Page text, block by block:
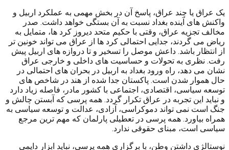
یک عراق یا چند عراق، پاسخ آن در بخش مهمی به عملکرد اربیل و
واکنش های آینده بغداد نسبت به آن بستگی خواهد داشت. صدر
مخالف تجزیه عراق، وقتی با حکیم متحد دیروز کرد ها، متمایل به
ریاض می گردند، جدایی احتمالی کرد ها از عراق می تواند خونین تر
از انتظار باشد. داعش موصل را تسخیر و تا دروازه های اربیل پیش
رفت. نظری به تحولات و حساسیت های داخلی و خارجی عراق
نشان می دهد، راه ورود بغداد به اربیل در بحران های احتمالی در
حال هموار شدن است. پاکستان جدا شده از هند در شاخص های
توسعه سیاسی، اقتصادی، اجتماعی با کشور مادر، فاصله زیاد دارد
و نباید این تجربه در عراق تکرار گردد. همه پرسی که آبستن چالش و
جنگ است نمی تواند دموکراسی، آزادی، عدالت و توسعه سیاسی به
همراه بیاورد. همه پرسی در تعطیلی پارلمان که مهم ترین مرجع
سیاسی است، مبنای حقوقی ندارد.
نوستالژی داشتن وطن، با برگزاری همه پرسی، نباید ابزار دایمی